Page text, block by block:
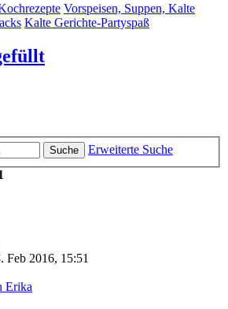
Vorspeisen, Suppen, Kalte
Kalte Gerichte-Partyspaß
Suche
Erweiterte Suche
Feb 2016, 15:51
Erika